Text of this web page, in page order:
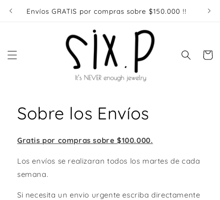
directamente
Envíos GRATIS por compras sobre $150.000 !!
Carrito
Sobre los Envíos
Gratis por compras sobre $100.000.
Los envíos se realizaran todos los martes de cada
semana.
Si necesita un envio urgente escriba directamente